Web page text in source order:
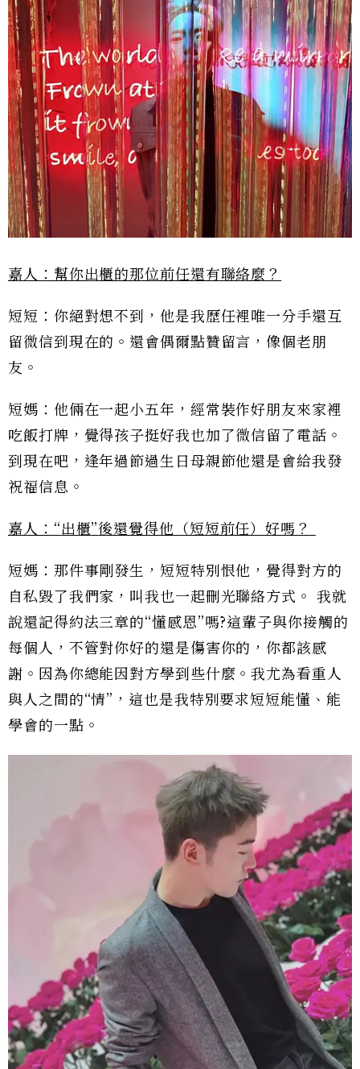
嘉人：幫你出櫃的那位前任還有聯絡麼？
短短：你絕對想不到，他是我歷任裡唯一分手還互
留微信到現在的。還會偶爾點贊留言，像個老朋
友。
短媽：他倆在一起小五年，經常裝作好朋友來家裡
吃飯打牌，覺得孩子挺好我也加了微信留了電話。
到現在吧，逢年過節過生日母親節他還是會給我發
祝福信息。
嘉人： “出櫃”後還覺得他（短短前任）好嗎？
短媽：那件事剛發生，短短特別恨他，覺得對方的
自私毀了我們家，叫我也一起刪光聯絡方式。 我就
說還記得約法三章的“懂感恩”嗎?這輩子與你接觸的
每個人，不管對你好的還是傷害你的，你都該感
謝。因為你總能因對方學到些什麼。我尤為看重人
與人之間的“情”，這也是我特別要求短短能懂、能
學會的一點。